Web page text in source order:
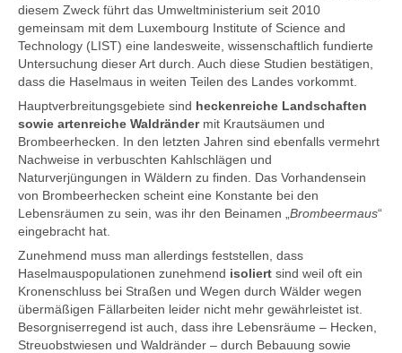
diesem Zweck führt das Umweltministerium seit 2010
gemeinsam mit dem Luxembourg Institute of Science and
Technology (LIST) eine landesweite, wissenschaftlich fundierte
Untersuchung dieser Art durch. Auch diese Studien bestätigen,
dass die Haselmaus in weiten Teilen des Landes vorkommt.
Hauptverbreitungsgebiete sind heckenreiche Landschaften
sowie artenreiche Waldrändermit Krautsäumen und
Brombeerhecken. In den letzten Jahren sind ebenfalls vermehrt
Nachweise in verbuschten Kahlschlägen und
Naturverjüngungen in Wäldern zu finden. Das Vorhandensein
von Brombeerhecken scheint eine Konstante bei den
Lebensräumen zu sein, was ihr den Beinamen „ Brombeermaus“
eingebracht hat.
Zunehmend muss man allerdings feststellen, dass
Haselmauspopulationen zunehmend isoliert sind weil oft ein
Kronenschluss bei Straßen und Wegen durch Wälder wegen
übermäßigen Fällarbeiten leider nicht mehr gewährleistet ist.
Besorgniserregend ist auch, dass ihre Lebensräume – Hecken,
Streuobstwiesen und Waldränder – durch Bebauung sowie